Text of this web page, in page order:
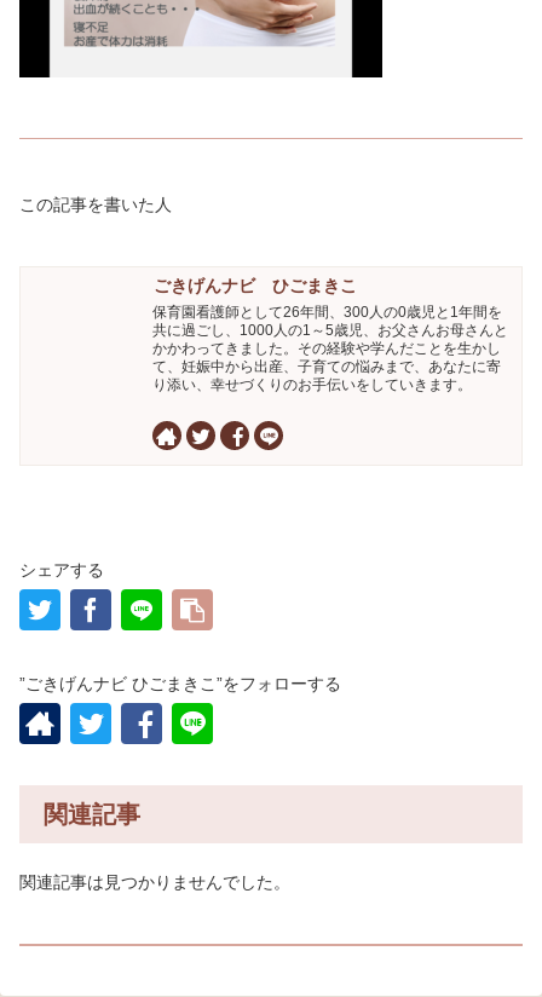
この記事を書いた人
ごきげんナビ ひごまきこ
保育園看護師として26年間、300人の0歳児と1年間を
共に過ごし、1000人の1～5歳児、お父さんお母さんと
かかわってきました。その経験や学んだことを生かし
て、妊娠中から出産、子育ての悩みまで、あなたに寄
り添い、幸せづくりのお手伝いをしていきます。
シェアする
”ごきげんナビ ひごまきこ”をフォローする
関連記事
関連記事は見つかりませんでした。